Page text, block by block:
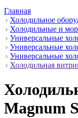
Главная
Холодильное
Холодильные и
Универсальные
Универсальные
Универсальные
Холодильная
Magnum